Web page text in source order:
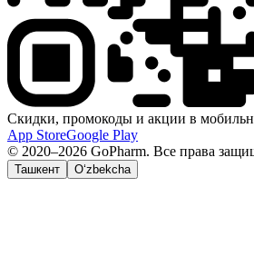
Скидки, промокоды и акции в
App StoreGoogle Play
© 2020–2026 GoPharm. Все права
Ташкент O‘zbekcha